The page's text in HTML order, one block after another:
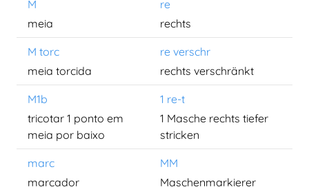
M
re
meia
rechts
M torc
re verschr
meia torcida
rechts verschränkt
M1b
1 re-t
tricotar 1 ponto em
meia por baixo
1 Masche rechts tiefer
stricken
marc
MM
marcador
Maschenmarkierer